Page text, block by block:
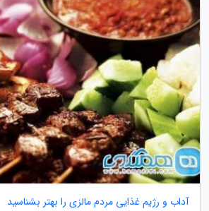
آداب و رژیم غذایی مردم مالزی را بهتر بشناسید